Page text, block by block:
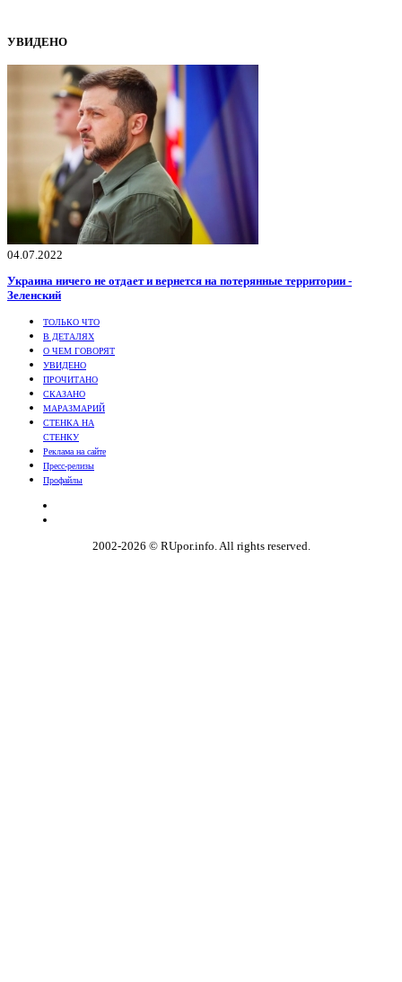
УВИДЕНО
04.07.2022
Украина ничего не отдает и вернется на потерянные территории -
Зеленский
ТОЛЬКО ЧТО
В ДЕТАЛЯХ
О ЧЕМ ГОВОРЯТ
УВИДЕНО
ПРОЧИТАНО
СКАЗАНО
МАРАЗМАРИЙ
СТЕНКА НА
СТЕНКУ
Реклама на сайте
Пресс-релизы
Профайлы
2002-2026 © RUpor.info. All rights reserved.